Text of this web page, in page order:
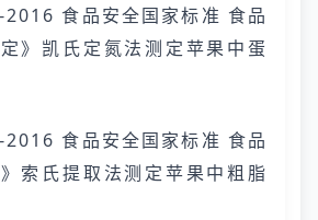
2016 食品安全国家标准 食品
》凯氏定氮法测定苹果中蛋
2016 食品安全国家标准 食品
索氏提取法测定苹果中粗脂